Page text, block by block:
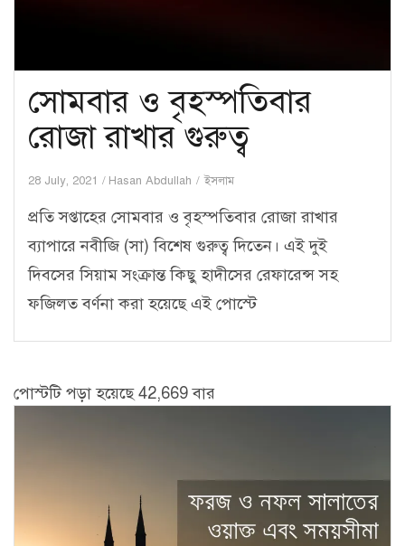
সোমবার ও বৃহস্পতিবার
রোজা রাখার গুরুত্ব
28 July, 2021 Hasan Abdullah ইসলাম
প্রতি সপ্তাহের সোমবার ও বৃহস্পতিবার রোজা রাখার
ব্যাপারে নবীজি (সা) বিশেষ গুরুত্ব দিতেন। এই দুই
দিবসের সিয়াম সংক্রান্ত কিছু হাদীসের রেফারেন্স সহ
ফজিলত বর্ণনা করা হয়েছে এই পোস্টে
পোস্টটি পড়া হয়েছে 42,669 বার